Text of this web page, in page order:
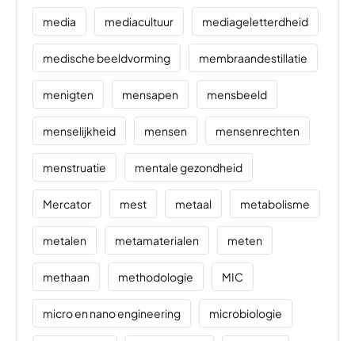
media mediacultuur mediageletterdheid
medische beeldvorming membraandestillatie
menigten mensapen mensbeeld
menselijkheid mensen mensenrechten
menstruatie mentale gezondheid
Mercator mest metaal metabolisme
metalen metamaterialen meten
methaan methodologie MIC
micro en nano engineering microbiologie